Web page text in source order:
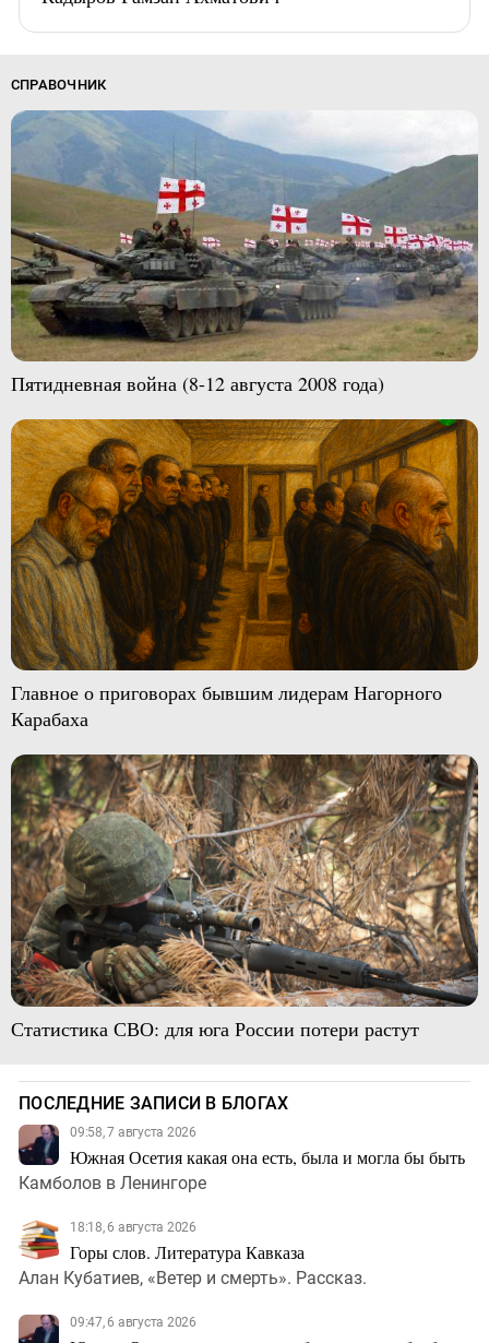
СПРАВОЧНИК
Пятидневная война (8-12 августа 2008 года)
Главное о приговорах бывшим лидерам Нагорного
Карабаха
Статистика СВО: для юга России потери растут
ПОСЛЕДНИЕ ЗАПИСИ В БЛОГАХ
09:58, 7 августа 2026
Южная Осетия какая она есть, была и могла бы быть
Камболов в Ленингоре
18:18, 6 августа 2026
Горы слов. Литература Кавказа
Алан Кубатиев, «Ветер и смерть». Рассказ.
09:47, 6 августа 2026